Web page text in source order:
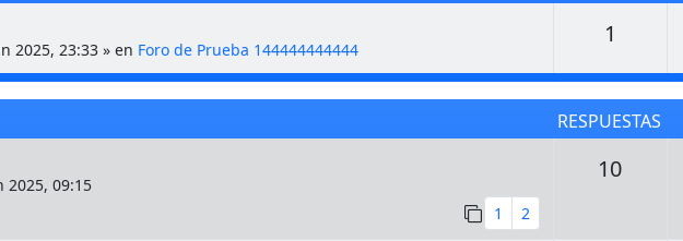
2025, 23:33 » en Foro de Prueba 144444444444
1
RESPUESTAS
2025, 09:15
1
2
10